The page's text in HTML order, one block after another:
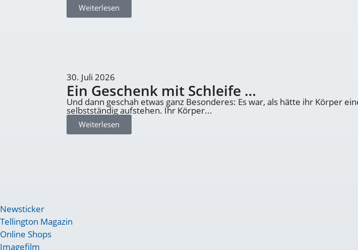
Weiterlesen
30. Juli 2026
Ein Geschenk mit Schleife …
Und dann geschah etwas ganz Besonderes: Es war, als hätte ihr Körper
selbstständig aufstehen. Ihr Körper...
Weiterlesen
Newsticker
Tellington Magazin
Online Shops
Imagefilm